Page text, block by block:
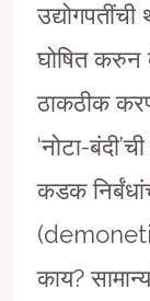
घोषित
ठाकठीक
‘नोटा-
कडक
काय?